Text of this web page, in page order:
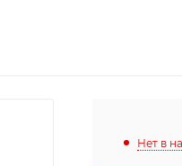
Нет в